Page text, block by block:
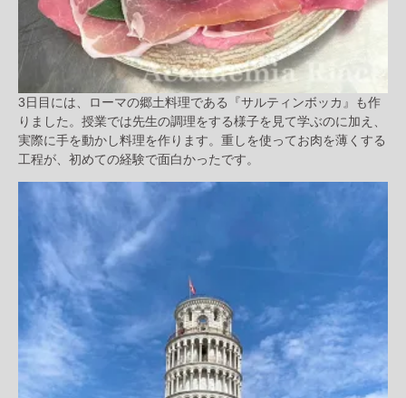
3日目には、ローマの郷土料理である『サルティンボッカ』も作
りました。授業では先生の調理をする様子を見て学ぶのに加え、
実際に手を動かし料理を作ります。重しを使ってお肉を薄くする
工程が、初めての経験で面白かったです。